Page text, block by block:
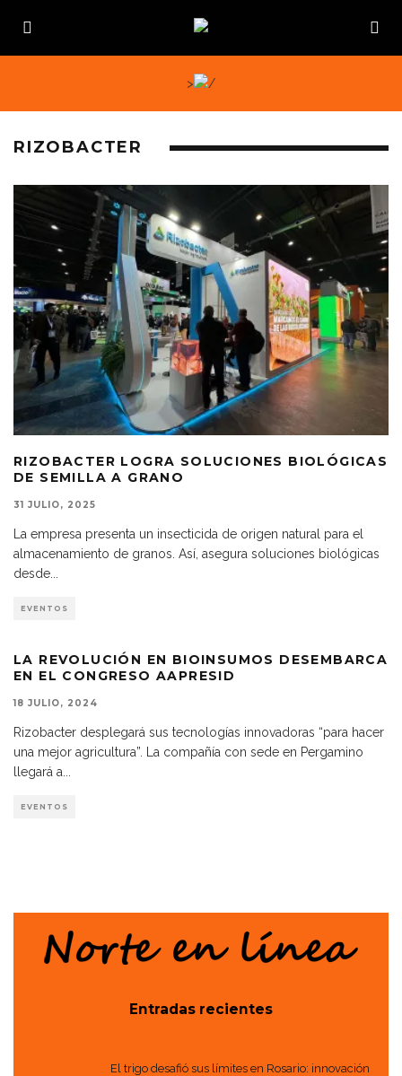
>
RIZOBACTER
RIZOBACTER LOGRA SOLUCIONES BIOLÓGICAS
DE SEMILLA A GRANO
31 JULIO, 2025
La empresa presenta un insecticida de origen natural para el
almacenamiento de granos. Así, asegura soluciones biológicas
desde
EVENTOS
LA REVOLUCIÓN EN BIOINSUMOS DESEMBARCA
EN EL CONGRESO AAPRESID
18 JULIO, 2024
Rizobacter desplegará sus tecnologías innovadoras “para hacer
una mejor agricultura”. La compañía con sede en Pergamino
llegará a
EVENTOS
Entradas recientes
El trigo desafió sus límites en Rosario: innovación